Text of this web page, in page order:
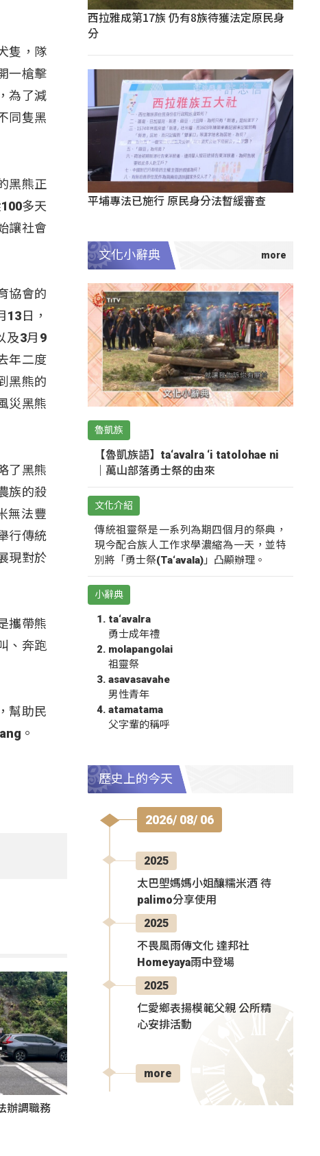
隻，隊
一槍擊
為了減
同隻黑
黑熊正
多天
讓社會
協會的
日，
及3月9
年二度
黑熊的
災黑熊
了黑熊
族的殺
無法豐
行傳統
現對於
攜帶熊
、奔跑
幫助民
。
辦調職務
西拉雅成第17族 仍有8族待獲法定原民身
分
平埔專法已施行 原民身分法暫緩審查
文化小辭典
魯凱族
【魯凱族語】ta‘avalra ‘i tatolohae ni
｜萬山部落勇士祭的由來
文化介紹
傳統祖靈祭是一系列為期四個月的祭典，
現今配合族人工作求學濃縮為一天，並特
別將「勇士祭(Ta‘avala)」凸顯辦理。
小辭典
ta‘avalra
勇士成年禮
molapangolai
祖靈祭
asavasavahe
男性青年
atamatama
父字輩的稱呼
歷史上的今天
2026/ 08/ 06
2025
太巴塱媽媽小姐釀糯米酒 待
palimo分享使用
2025
不畏風雨傳文化 達邦社
Homeyaya雨中登場
2025
仁愛鄉表揚模範父親 公所精
心安排活動
more